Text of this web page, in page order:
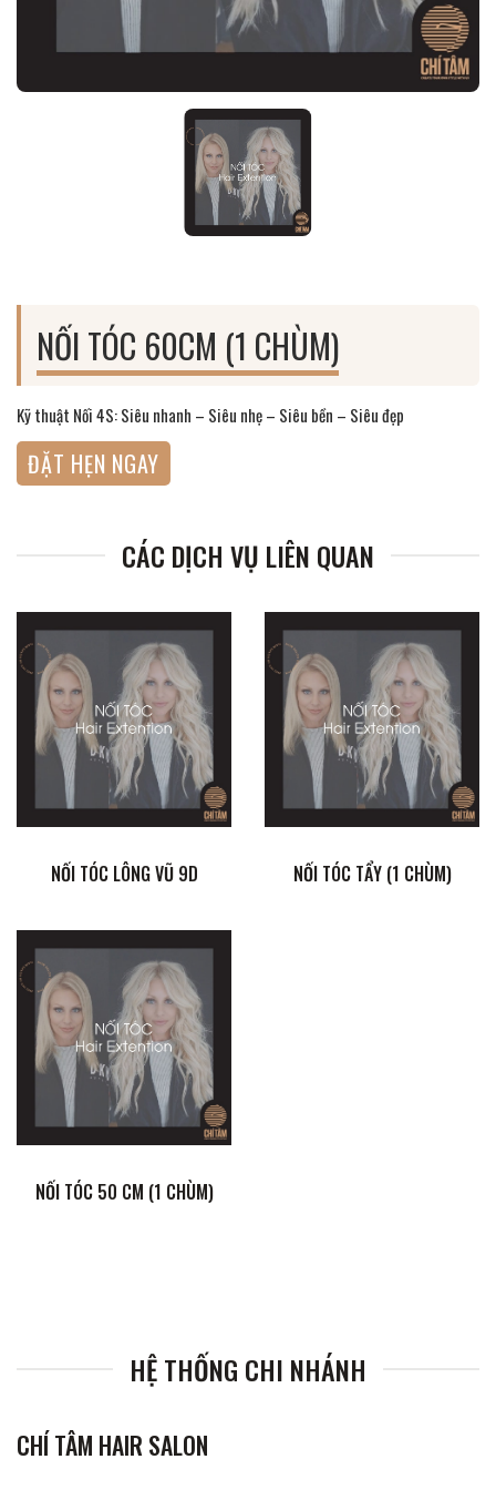
NỐI TÓC 60CM (1 CHÙM)
Kỹ thuật Nối 4S: Siêu nhanh – Siêu nhẹ – Siêu bền – Siêu đẹp
ĐẶT HẸN NGAY
CÁC DỊCH VỤ LIÊN QUAN
NỐI TÓC LÔNG VŨ 9D NỐI TÓC TẨY (1 CHÙM)
NỐI TÓC 50 CM (1 CHÙM)
HỆ THỐNG CHI NHÁNH
CHÍ TÂM HAIR SALON